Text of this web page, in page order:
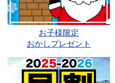
お子様限定
おかしプレゼント